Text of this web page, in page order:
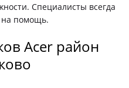
Специалисты всегда
на помощь.
Acer район